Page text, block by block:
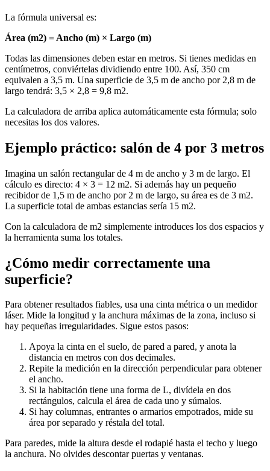
La fórmula universal es:
Área (m2) = Ancho (m) × Largo (m)
Todas las dimensiones deben estar en metros. Si tienes medidas en
centímetros, conviértelas dividiendo entre 100. Así, 350 cm
equivalen a 3,5 m. Una superficie de 3,5 m de ancho por 2,8 m de
largo tendrá: 3,5 × 2,8 = 9,8 m2.
La calculadora de arriba aplica automáticamente esta fórmula; solo
necesitas los dos valores.
Ejemplo práctico: salón de 4 por 3 metros
Imagina un salón rectangular de 4 m de ancho y 3 m de largo. El
cálculo es directo: 4 × 3 = 12 m2. Si además hay un pequeño
recibidor de 1,5 m de ancho por 2 m de largo, su área es de 3 m2.
La superficie total de ambas estancias sería 15 m2.
Con la calculadora de m2 simplemente introduces los dos espacios y
la herramienta suma los totales.
¿Cómo medir correctamente una
superficie?
Para obtener resultados fiables, usa una cinta métrica o un medidor
láser. Mide la longitud y la anchura máximas de la zona, incluso si
hay pequeñas irregularidades. Sigue estos pasos:
Apoya la cinta en el suelo, de pared a pared, y anota la
distancia en metros con dos decimales.
Repite la medición en la dirección perpendicular para obtener
el ancho.
Si la habitación tiene una forma de L, divídela en dos
rectángulos, calcula el área de cada uno y súmalos.
Si hay columnas, entrantes o armarios empotrados, mide su
área por separado y réstala del total.
Para paredes, mide la altura desde el rodapié hasta el techo y luego
la anchura. No olvides descontar puertas y ventanas.